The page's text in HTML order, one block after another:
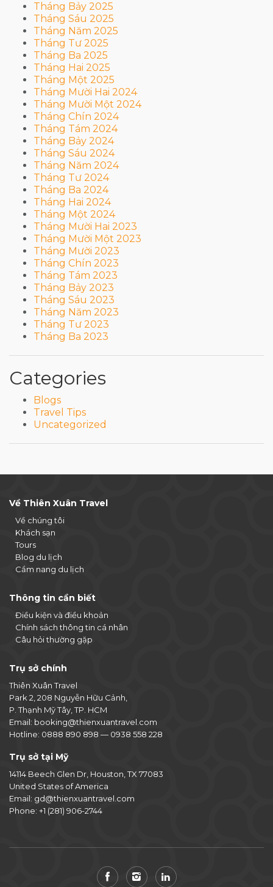
Tháng Bảy 2025
Tháng Sáu 2025
Tháng Năm 2025
Tháng Tư 2025
Tháng Ba 2025
Tháng Hai 2025
Tháng Một 2025
Tháng Mười Hai 2024
Tháng Mười Một 2024
Tháng Chín 2024
Tháng Tám 2024
Tháng Bảy 2024
Tháng Sáu 2024
Tháng Năm 2024
Tháng Tư 2024
Tháng Ba 2024
Tháng Hai 2024
Tháng Một 2024
Tháng Mười Hai 2023
Tháng Mười Một 2023
Tháng Mười 2023
Tháng Chín 2023
Tháng Tám 2023
Tháng Bảy 2023
Tháng Sáu 2023
Tháng Năm 2023
Tháng Tư 2023
Tháng Ba 2023
Categories
Blogs
Travel Tips
Uncategorized
Về Thiên Xuân Travel
Về chúng tôi
Khách sạn
Tours
Blog du lịch
Cẩm nang du lịch
Thông tin cần biết
Điều kiện và điều khoản
Chính sách thông tin cá nhân
Câu hỏi thường gặp
Trụ sở chính
Thiên Xuân Travel
Park 2, 208 Nguyễn Hữu Cảnh,
P. Thạnh Mỹ Tây, TP. HCM
Email: booking@thienxuantravel.com
Hotline: 0888 890 898 — 0938 558 228
Trụ sở tại Mỹ
14114 Beech Glen Dr, Houston, TX 77083
United States of America
Email: gd@thienxuantravel.com
Phone: +1 (281) 906-2744